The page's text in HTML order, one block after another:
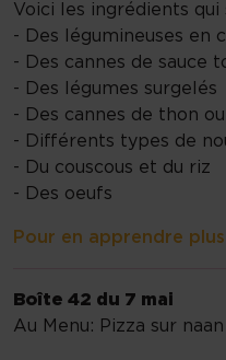
Voici les ingrédients
- Des légumineuses en
- Des cannes de sauce
- Des légumes surgelés
- Des cannes de thon
- Différents types de
- Du couscous et du riz
- Des oeufs
Pour en apprendre plus
Boîte 42 du 7 mai
Au Menu: Pizza sur